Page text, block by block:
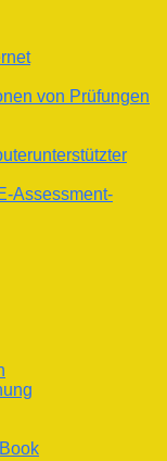
von Prüfungen
Assessment-